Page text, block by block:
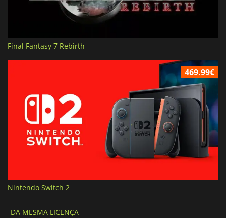
Final Fantasy 7 Rebirth
469.99€
Nintendo Switch 2
DA MESMA LICENÇA